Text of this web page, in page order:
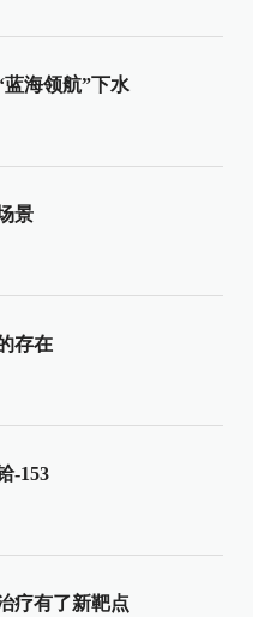
海领航”下水
景
存在
-153
疗有了新靶点